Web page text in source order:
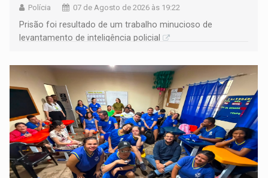
Polícia 07 de Agosto de 2026 às 19:22
Prisão foi resultado de um trabalho minucioso de
levantamento de inteligência policial